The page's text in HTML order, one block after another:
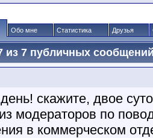
Обо мне Статистика Друзья
из 7 публичных
скажите, двое
модераторов по
в коммерческом